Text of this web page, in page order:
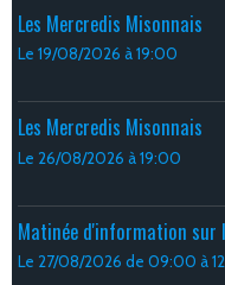
Les Mercredis Misonnais
Le 19/08/2026 à 19:00
Les Mercredis Misonnais
Le 26/08/2026 à 19:00
Matinée d'information
Le 27/08/2026 de 09:00 à